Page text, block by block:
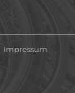
Impressum